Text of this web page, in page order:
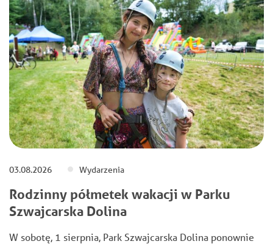
03.08.2026 Wydarzenia
Rodzinny półmetek wakacji w Parku
Szwajcarska Dolina
W sobotę, 1 sierpnia, Park Szwajcarska Dolina ponownie